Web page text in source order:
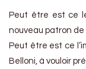
Peut être est ce
nouveau patron de
Peut être est ce
Belloni, à vouloir